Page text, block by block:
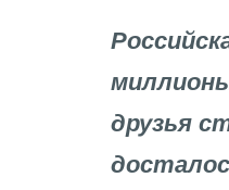
друзья